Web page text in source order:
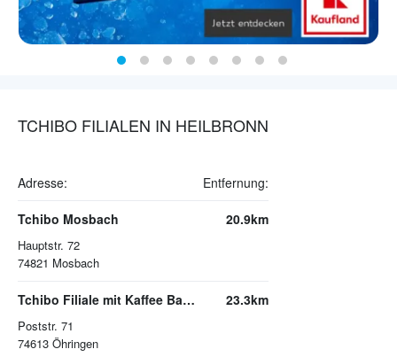
TCHIBO FILIALEN IN HEILBRONN
Adresse: Entfernung:
Tchibo Mosbach
Hauptstr. 72
74821 Mosbach
20.9km
Tchibo Filiale mit Kaffee Bar Oehringen
Poststr. 71
74613 Öhringen
23.3km